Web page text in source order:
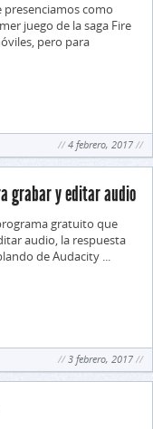
presenciamos como
juego de la saga Fire
pero para
4 febrero, 2017
grabar y editar audio
gratuito que
audio, la respuesta
de Audacity ...
3 febrero, 2017